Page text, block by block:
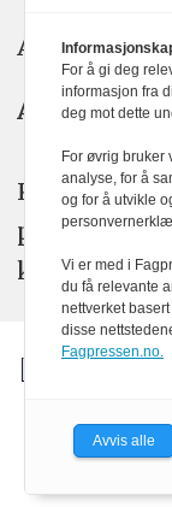
Annonse:
KOM24
plakatens
kan du lese
For å gi deg
informasjon fra
deg mot dette
For øvrig bruker
analyse, for å
og for å utvikle
Vi er med i
du få relevante
nettverket
disse
Fagpressen.no.
Avvis alle